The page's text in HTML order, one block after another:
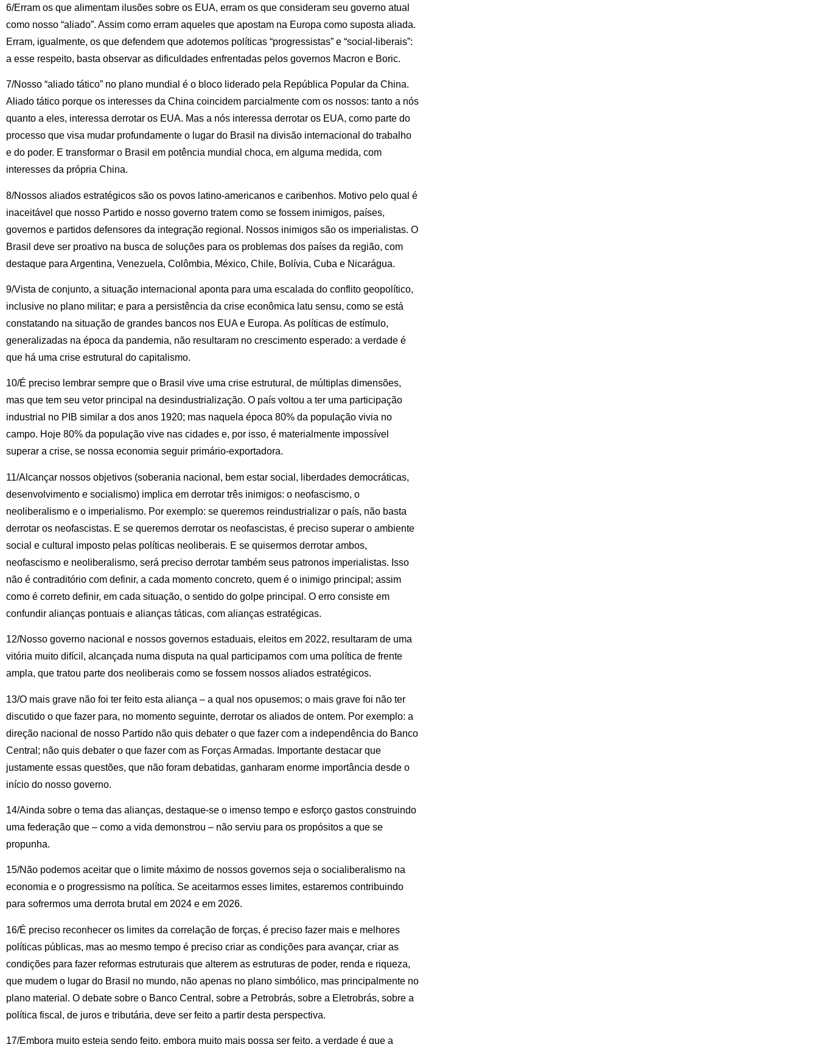
6/Erram os que alimentam ilusões sobre os EUA, erram os que consideram seu governo atual
como nosso “aliado”. Assim como erram aqueles que apostam na Europa como suposta aliada.
Erram, igualmente, os que defendem que adotemos políticas “progressistas” e “social-liberais”:
a esse respeito, basta observar as dificuldades enfrentadas pelos governos Macron e Boric.
7/Nosso “aliado tático” no plano mundial é o bloco liderado pela República Popular da China.
Aliado tático porque os interesses da China coincidem parcialmente com os nossos: tanto a nós
quanto a eles, interessa derrotar os EUA. Mas a nós interessa derrotar os EUA, como parte do
processo que visa mudar profundamente o lugar do Brasil na divisão internacional do trabalho
e do poder. E transformar o Brasil em potência mundial choca, em alguma medida, com
interesses da própria China.
8/Nossos aliados estratégicos são os povos latino-americanos e caribenhos. Motivo pelo qual é
inaceitável que nosso Partido e nosso governo tratem como se fossem inimigos, países,
governos e partidos defensores da integração regional. Nossos inimigos são os imperialistas. O
Brasil deve ser proativo na busca de soluções para os problemas dos países da região, com
destaque para Argentina, Venezuela, Colômbia, México, Chile, Bolívia, Cuba e Nicarágua.
9/Vista de conjunto, a situação internacional aponta para uma escalada do conflito geopolítico,
inclusive no plano militar; e para a persistência da crise econômica latu sensu, como se está
constatando na situação de grandes bancos nos EUA e Europa. As políticas de estímulo,
generalizadas na época da pandemia, não resultaram no crescimento esperado: a verdade é
que há uma crise estrutural do capitalismo.
10/É preciso lembrar sempre que o Brasil vive uma crise estrutural, de múltiplas dimensões,
mas que tem seu vetor principal na desindustrialização. O país voltou a ter uma participação
industrial no PIB similar a dos anos 1920; mas naquela época 80% da população vivia no
campo. Hoje 80% da população vive nas cidades e, por isso, é materialmente impossível
superar a crise, se nossa economia seguir primário-exportadora.
11/Alcançar nossos objetivos (soberania nacional, bem estar social, liberdades democráticas,
desenvolvimento e socialismo) implica em derrotar três inimigos: o neofascismo, o
neoliberalismo e o imperialismo. Por exemplo: se queremos reindustrializar o país, não basta
derrotar os neofascistas. E se queremos derrotar os neofascistas, é preciso superar o ambiente
social e cultural imposto pelas políticas neoliberais. E se quisermos derrotar ambos,
neofascismo e neoliberalismo, será preciso derrotar também seus patronos imperialistas. Isso
não é contraditório com definir, a cada momento concreto, quem é o inimigo principal; assim
como é correto definir, em cada situação, o sentido do golpe principal. O erro consiste em
confundir alianças pontuais e alianças táticas, com alianças estratégicas.
12/Nosso governo nacional e nossos governos estaduais, eleitos em 2022, resultaram de uma
vitória muito difícil, alcançada numa disputa na qual participamos com uma política de frente
ampla, que tratou parte dos neoliberais como se fossem nossos aliados estratégicos.
13/O mais grave não foi ter feito esta aliança – a qual nos opusemos; o mais grave foi não ter
discutido o que fazer para, no momento seguinte, derrotar os aliados de ontem. Por exemplo: a
direção nacional de nosso Partido não quis debater o que fazer com a independência do Banco
Central; não quis debater o que fazer com as Forças Armadas. Importante destacar que
justamente essas questões, que não foram debatidas, ganharam enorme importância desde o
início do nosso governo.
14/Ainda sobre o tema das alianças, destaque-se o imenso tempo e esforço gastos construindo
uma federação que – como a vida demonstrou – não serviu para os propósitos a que se
propunha.
15/Não podemos aceitar que o limite máximo de nossos governos seja o socialiberalismo na
economia e o progressismo na política. Se aceitarmos esses limites, estaremos contribuindo
para sofrermos uma derrota brutal em 2024 e em 2026.
16/É preciso reconhecer os limites da correlação de forças, é preciso fazer mais e melhores
políticas públicas, mas ao mesmo tempo é preciso criar as condições para avançar, criar as
condições para fazer reformas estruturais que alterem as estruturas de poder, renda e riqueza,
que mudem o lugar do Brasil no mundo, não apenas no plano simbólico, mas principalmente no
plano material. O debate sobre o Banco Central, sobre a Petrobrás, sobre a Eletrobrás, sobre a
política fiscal, de juros e tributária, deve ser feito a partir desta perspectiva.
17/Embora muito esteja sendo feito, embora muito mais possa ser feito, a verdade é que a